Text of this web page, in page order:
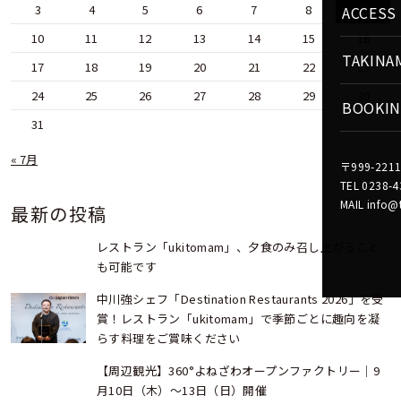
ACCESS
〒999-
TEL 0238-
MAIL
3
4 5 6 7 8
9
10
11 12 13 14 15
16
17
18 19 20 21 22
23
24
25 26 27 28 29
31
« 7月
最新の投稿
レストラン「ukitomam」、夕食のみ召し上がること
も可能です
中川強シェフ「Destination Restaurants 2026」を受
賞！レストラン「ukitomam」で季節ごとに趣向を凝
らす料理をご賞味ください
【周辺観光】360°よねざわオープンファクトリー｜9
月10日（木）～13日（日）開催